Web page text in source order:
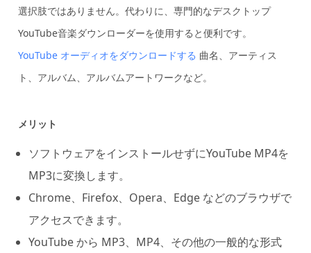
選択肢ではありません。代わりに、専門的なデスクトップ
YouTube音楽ダウンローダーを使用すると便利です。
YouTube オーディオをダウンロードする 曲名、アーティス
ト、アルバム、アルバムアートワークなど。
メリット
ソフトウェアをインストールせずにYouTube MP4を
MP3に変換します。
Chrome、Firefox、Opera、Edge などのブラウザで
アクセスできます。
YouTube から MP3、MP4、その他の一般的な形式